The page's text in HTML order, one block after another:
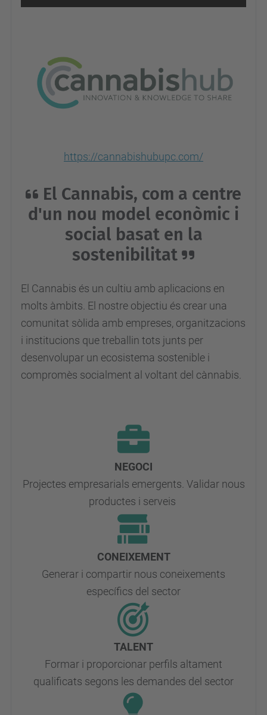
https://cannabishubupc.com/
El Cannabis, com a centre
d'un nou model econòmic i
social basat en la
sostenibilitat
El Cannabis és un cultiu amb aplicacions en
molts àmbits. El nostre objectiu és crear una
comunitat sòlida amb empreses, organitzacions
i institucions que treballin tots junts per
desenvolupar un ecosistema sostenible i
compromès socialment al voltant del cànnabis.
NEGOCI
Projectes empresarials emergents. Validar nous
productes i serveis
CONEIXEMENT
Generar i compartir nous coneixements
específics del sector
TALENT
Formar i proporcionar perfils altament
qualificats segons les demandes del sector